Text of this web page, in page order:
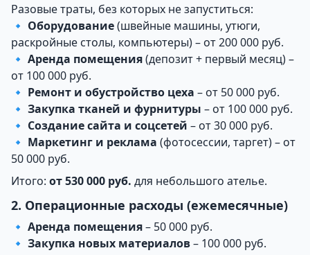
Разовые траты, без которых не запуститься:
🔹 Оборудование(швейные машины, утюги,
раскройные столы, компьютеры) – от 200 000 руб.
🔹 Аренда помещения(депозит + первый месяц) –
от 100 000 руб.
🔹 Ремонт и обустройство цеха – от 50 000 руб.
🔹 Закупка тканей и фурнитуры – от 100 000 руб.
🔹 Создание сайта и соцсетей – от 30 000 руб.
🔹 Маркетинг и реклама (фотосессии, таргет) – от
50 000 руб.
Итого: от 530 000 руб. для небольшого ателье.
2. Операционные расходы (ежемесячные)
🔹 Аренда помещения– 50 000 руб.
🔹 Закупка новых материалов– 100 000 руб.